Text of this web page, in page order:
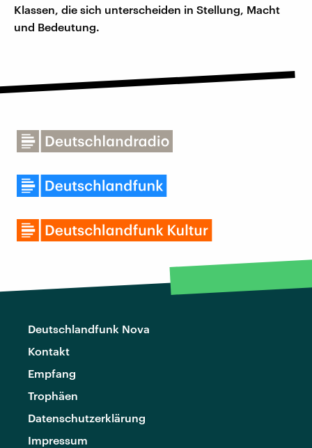
Klassen, die sich unterscheiden in Stellung, Macht
und Bedeutung.
Deutschlandfunk Nova
Kontakt
Empfang
Trophäen
Datenschutzerklärung
Impressum